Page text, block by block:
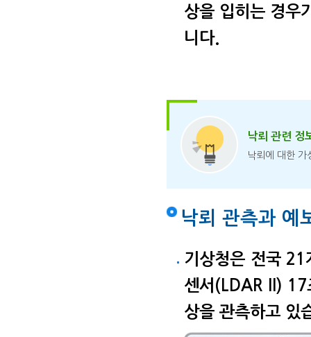
상을 입히는 경우
니다.
낙뢰 관련 정
낙뢰에 대한 가
낙뢰 관측과 예
기상청은 전국
센서(LDAR II) 17
상을 관측하고 있